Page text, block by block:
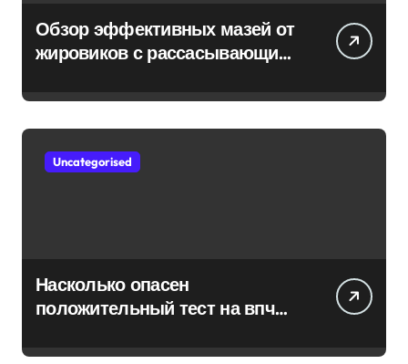
Обзор эффективных мазей от
жировиков с рассасывающим
Uncategorised
Насколько опасен
положительный тест на впч